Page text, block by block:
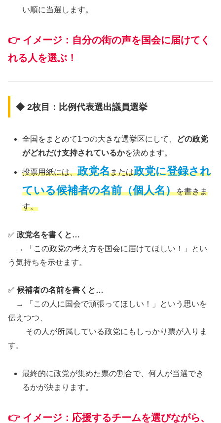
い順に当選します。
👉 イメージ：自分の街の声を国会に届けてく
れる人を選ぶ！
◆ 2枚目：比例代表選出議員選挙
全国をまとめて1つの大きな選挙区にして、
どの政党
がどれだけ支持されているかを決めます。
投票用紙には、政党名または政党に登録され
ている候補者の名前（個人名）を書きま
す。
✅ 政党名を書くと…
→ 「この政党の考え方を国会に届けてほしい！」とい
う気持ちを示せます。
✅ 候補者の名前を書くと…
→ 「この人に国会で頑張ってほしい！」という思いを
伝えつつ、
その人が所属している政党にもしっかり票が入りま
す。
最終的に政党が集めた票の割合で、何人が当選でき
るかが決まります。
👉 イメージ：応援するチームを選びながら、